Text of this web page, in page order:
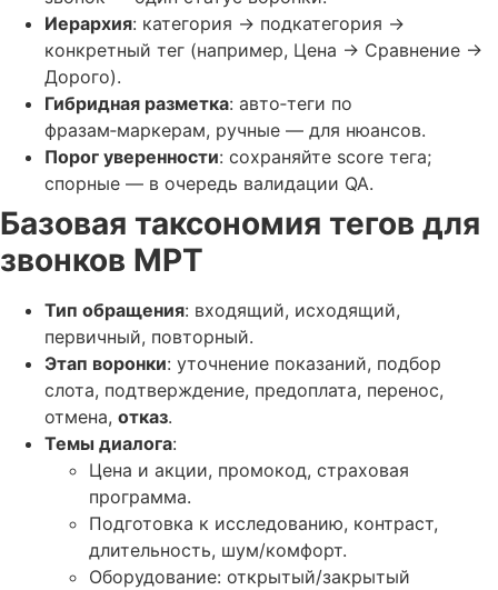
Иерархия: категория → подкатегория →
конкретный тег (например, Цена → Сравнение →
Дорого).
Гибридная разметка: авто‑теги по
фразам‑маркерам, ручные — для нюансов.
Порог уверенности: сохраняйте score тега;
спорные — в очередь валидации QA.
Базовая таксономия тегов для
звонков МРТ
Тип обращения: входящий, исходящий,
первичный, повторный.
Этап воронки: уточнение показаний, подбор
слота, подтверждение, предоплата, перенос,
отмена, отказ.
Темы диалога:
Цена и акции, промокод, страховая
программа.
Подготовка к исследованию, контраст,
длительность, шум/комфорт.
Оборудование: открытый/закрытый